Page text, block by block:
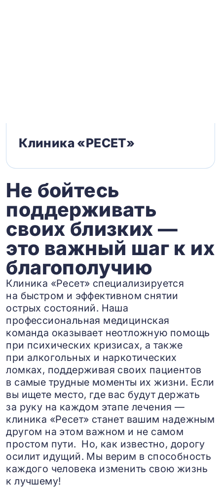
Клиника «РЕСЕТ»
Не бойтесь
поддерживать
своих близких —
это важный шаг к их
благополучию
Клиника «Ресет» специализируется
на быстром и эффективном снятии
острых состояний. Наша
профессиональная медицинская
команда оказывает неотложную помощь
при психических кризисах, а также
при алкогольных и наркотических
ломках, поддерживая своих пациентов
в самые трудные моменты их жизни. Если
вы ищете место, где вас будут держать
за руку на каждом этапе лечения —
клиника «Ресет» станет вашим надежным
другом на этом важном и не самом
простом пути. Но, как известно, дорогу
осилит идущий. Мы верим в способность
каждого человека изменить свою жизнь
к лучшему!